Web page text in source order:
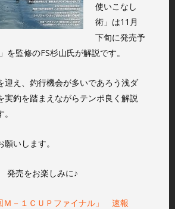
使いこなし
術」は11月
下旬に発売予
を監修のFS杉山氏が解説です。
迎え、釣行機会が多いであろう浅ダ
実釣を踏まえながらテンポ良く解説
いします。
発売をお楽しみに♪
Ｍ－１ＣＵＰファイナル」 速報